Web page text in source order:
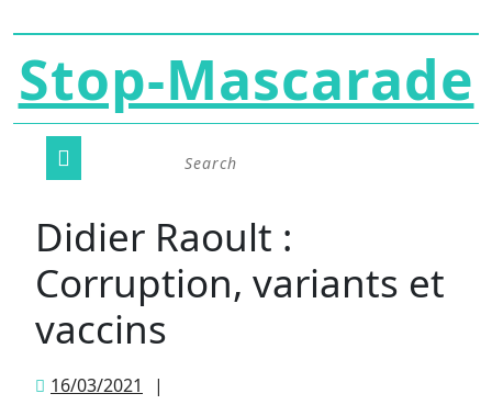
content
Stop-Mascarade
Search
Didier Raoult :
Corruption, variants et
vaccins
16/03/2021 16/03/2021
|